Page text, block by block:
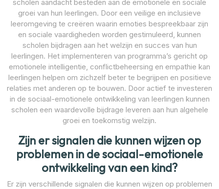
scholen aandacht besteden aan de emotionele en sociale
groei van hun leerlingen. Door een veilige en inclusieve
leeromgeving te creëren waarin emoties bespreekbaar zijn
en sociale vaardigheden worden gestimuleerd, kunnen
scholen bijdragen aan het welzijn en succes van hun
leerlingen. Het implementeren van programma’s gericht op
emotionele intelligentie, conflictbeheersing en empathie kan
leerlingen helpen om zichzelf beter te begrijpen en positieve
relaties met anderen op te bouwen. Door actief te investeren
in de sociaal-emotionele ontwikkeling van leerlingen kunnen
scholen een waardevolle bijdrage leveren aan hun algehele
groei en toekomstig welzijn.
Zijn er signalen die kunnen wijzen op
problemen in de sociaal-emotionele
ontwikkeling van een kind?
Er zijn verschillende signalen die kunnen wijzen op problemen